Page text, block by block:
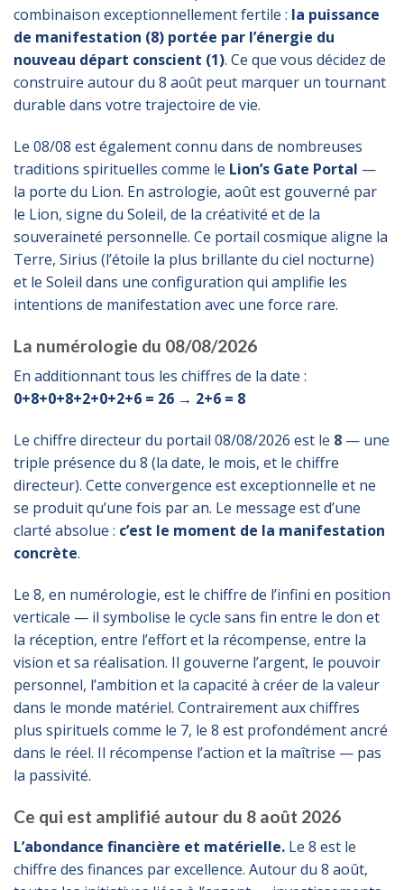
combinaison exceptionnellement fertile : la puissance
de manifestation (8) portée par l’énergie du
nouveau départ conscient (1). Ce que vous décidez de
construire autour du 8 août peut marquer un tournant
durable dans votre trajectoire de vie.
Le 08/08 est également connu dans de nombreuses
traditions spirituelles comme le Lion’s Gate Portal —
la porte du Lion. En astrologie, août est gouverné par
le Lion, signe du Soleil, de la créativité et de la
souveraineté personnelle. Ce portail cosmique aligne la
Terre, Sirius (l’étoile la plus brillante du ciel nocturne)
et le Soleil dans une configuration qui amplifie les
intentions de manifestation avec une force rare.
La numérologie du 08/08/2026
En additionnant tous les chiffres de la date :
0+8+0+8+2+0+2+6 = 26 → 2+6 = 8
Le chiffre directeur du portail 08/08/2026 est le 8 — une
triple présence du 8 (la date, le mois, et le chiffre
directeur). Cette convergence est exceptionnelle et ne
se produit qu’une fois par an. Le message est d’une
clarté absolue : c’est le moment de la manifestation
concrète.
Le 8, en numérologie, est le chiffre de l’infini en position
verticale — il symbolise le cycle sans fin entre le don et
la réception, entre l’effort et la récompense, entre la
vision et sa réalisation. Il gouverne l’argent, le pouvoir
personnel, l’ambition et la capacité à créer de la valeur
dans le monde matériel. Contrairement aux chiffres
plus spirituels comme le 7, le 8 est profondément ancré
dans le réel. Il récompense l’action et la maîtrise — pas
la passivité.
Ce qui est amplifié autour du 8 août 2026
L’abondance financière et matérielle. Le 8 est le
chiffre des finances par excellence. Autour du 8 août,